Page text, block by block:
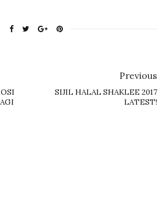
Previous
SIJIL HALAL SHAKLEE 2017
LATEST!